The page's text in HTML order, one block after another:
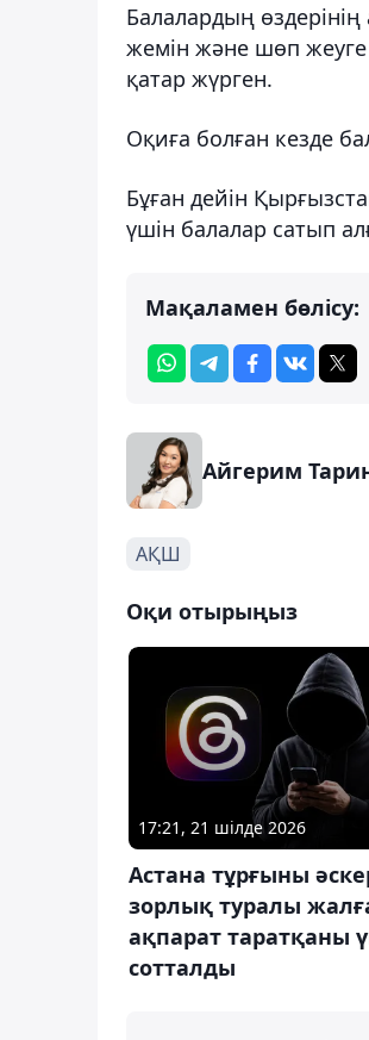
Балалардың
жемін және шөп жеуге
қатар жүрген.
Оқиға болған кезде
Бұған дейін
үшін балалар сатып
Мақаламен бөлісу:
Айгерим
АҚШ
Оқи отырыңыз
17:21, 21 шілде 2026
Астана тұрғыны
зорлық туралы
ақпарат таратқаны
сотталды